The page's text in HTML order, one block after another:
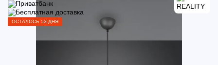
ОСТАЛОСЬ 53 ДНЯ